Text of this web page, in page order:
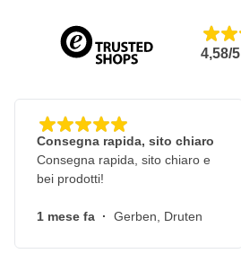
4,58/5
Consegna rapida, sito chiaro
Consegna rapida, sito chiaro e
bei prodotti!
1 mese fa · Gerben, Druten